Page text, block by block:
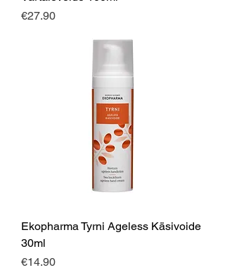
Price
€27.90
Ekopharma Tyrni Ageless Käsivoide
30ml
Price
€14.90